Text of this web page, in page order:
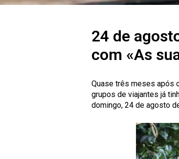
24 de
com «As
Quase três meses após
grupos de viajantes já
domingo, 24 de agosto